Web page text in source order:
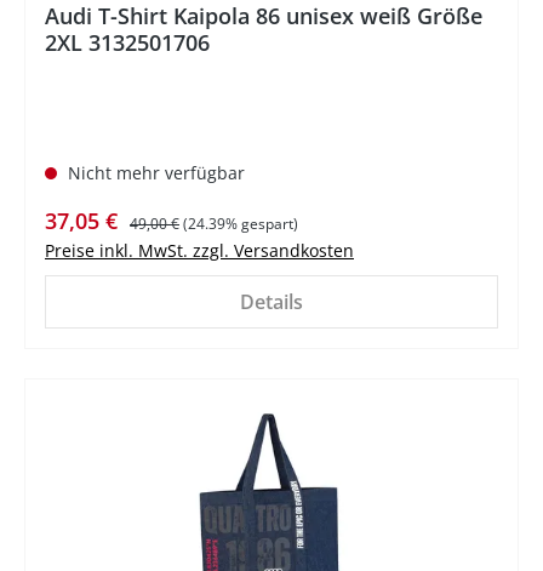
Audi T-Shirt Kaipola 86 unisex weiß Größe
2XL 3132501706
Nicht mehr verfügbar
Verkaufspreis:
37,05 € Regulärer Preis:
49,00 €(24.39% gespart)
Preise inkl. MwSt. zzgl. Versandkosten
Details